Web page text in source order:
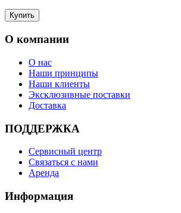
О компании
О нас
Наши принципы
Наши клиенты
Эксклюзивные поставки
Доставка
ПОДДЕРЖКА
Сервисный центр
Связаться с нами
Аренда
Информация